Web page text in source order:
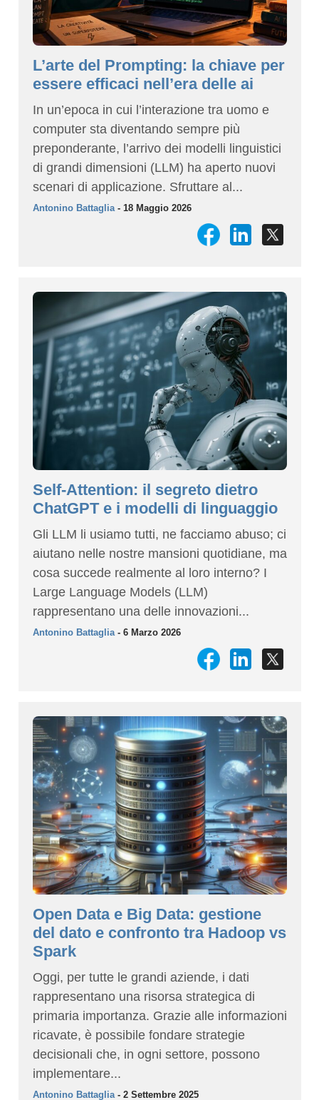
L’arte del Prompting: la chiave per
essere efficaci nell’era delle ai
In un’epoca in cui l’interazione tra uomo e
computer sta diventando sempre più
preponderante, l’arrivo dei modelli linguistici
di grandi dimensioni (LLM) ha aperto nuovi
scenari di applicazione. Sfruttare al...
Antonino Battaglia- 18 Maggio 2026
Self-Attention: il segreto dietro
ChatGPT e i modelli di linguaggio
Gli LLM li usiamo tutti, ne facciamo abuso; ci
aiutano nelle nostre mansioni quotidiane, ma
cosa succede realmente al loro interno? I
Large Language Models (LLM)
rappresentano una delle innovazioni...
Antonino Battaglia- 6 Marzo 2026
Open Data e Big Data: gestione
del dato e confronto tra Hadoop vs
Spark
Oggi, per tutte le grandi aziende, i dati
rappresentano una risorsa strategica di
primaria importanza. Grazie alle informazioni
ricavate, è possibile fondare strategie
decisionali che, in ogni settore, possono
implementare...
Antonino Battaglia- 2 Settembre 2025